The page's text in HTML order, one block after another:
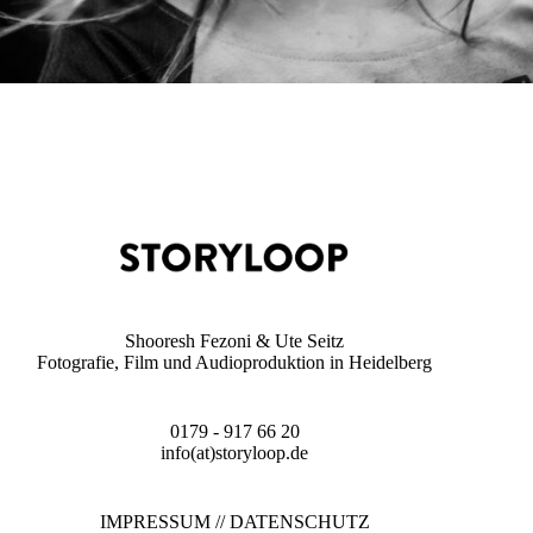
Shooresh Fezoni & Ute Seitz
Fotografie, Film und Audioproduktion in Heidelberg
0179 - 917 66 20
info(at)storyloop.de
IMPRESSUM//DATENSCHUTZ